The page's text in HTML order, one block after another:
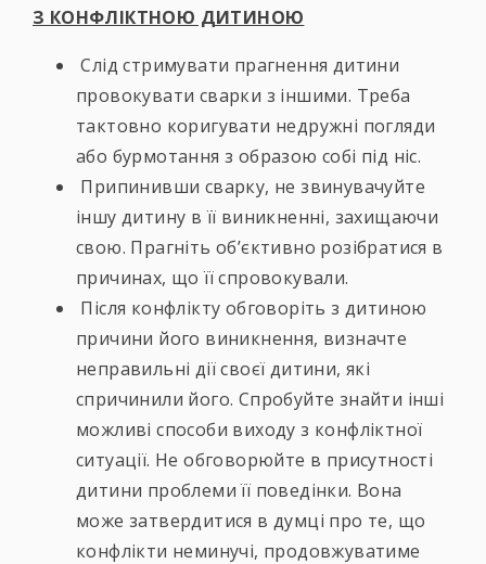
З КОНФЛІКТНОЮ ДИТИНОЮ
Слід стримувати прагнення дитини
провокувати сварки з іншими. Треба
тактовно коригувати недружні погляди
або бурмотання з образою собі під ніс.
Припинивши сварку, не звинувачуйте
іншу дитину в її виникненні, захищаючи
свою. Прагніть об’єктивно розібратися в
причинах, що її спровокували.
Після конфлікту обговоріть з дитиною
причини його виникнення, визначте
неправильні дії своєї дитини, які
спричинили його. Спробуйте знайти інші
можливі способи виходу з конфліктної
ситуації. Не обговорюйте в присутності
дитини проблеми її поведінки. Вона
може затвердитися в думці про те, що
конфлікти неминучі, продовжуватиме